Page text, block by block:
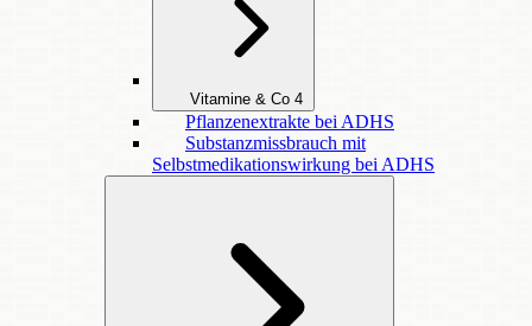
Vitamine & Co 4
Pflanzenextrakte bei ADHS
Substanzmissbrauch mit
Selbstmedikationswirkung bei ADHS